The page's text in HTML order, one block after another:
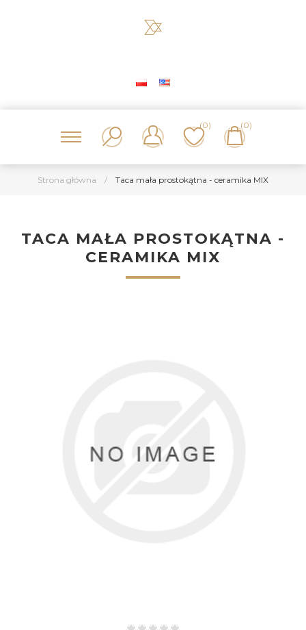
(0) (0)
Strona główna / Taca mała prostokątna - ceramika MIX
TACA MAŁA PROSTOKĄTNA -
CERAMIKA MIX